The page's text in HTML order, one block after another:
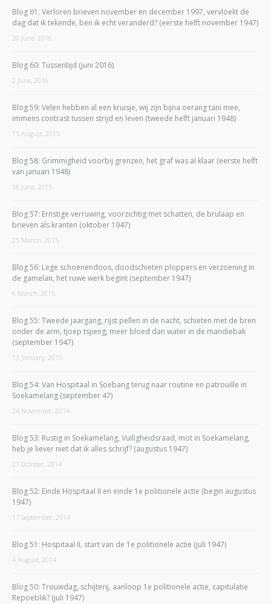
Blog 61: Verloren brieven november en december 1997, vervloekt de
dag dat ik tekende, ben ik echt veranderd? (eerste helft november 1947)
20 June, 2016
Blog 60: Tussentijd (juni 2016)
2 June, 2016
Blog 59: Velen hebben al een kruisje, wij zijn bijna oerang tani mee,
immens contrast tussen strijd en leven (tweede helft januari 1948)
15 August, 2015
Blog 58: Grimmigheid voorbij grenzen, het graf was al klaar (eerste helft
van januari 1948)
18 June, 2015
Blog 57: Ernstige verruwing, voorzichtig met schatten, de brulaap en
brieven als kranten (oktober 1947)
25 March, 2015
Blog 56: Lege schoenendoos, doodschieten ploppers en verzoening in
de gamelan, het ruwe werk begint (september 1947)
6 March, 2015
Blog 55: Tweede jaargang, rijst pellen in de nacht, schieten met de bren
onder de arm, tjoep tsjieng, meer bloed dan water in de mandiebak
(september 1947)
13 January, 2015
Blog 54: Van Hospitaal in Soebang terug naar routine en patrouille in
Soekamelang (september 47)
24 November, 2014
Blog 53: Rustig in Soekamelang, Vuiligheidsraad, mot in Soekamelang,
heb je liever niet dat ik alles schrijf? (augustus 1947)
21 October, 2014
Blog 52: Einde Hospitaal II en einde 1e politionele actie (begin augustus
1947)
17 September, 2014
Blog 51: Hospitaal II, start van de 1e politionele actie (juli 1947)
4 August, 2014
Blog 50: Trouwdag, schijterij, aanloop 1e politionele actie, capitulatie
Repoeblik? (juli 1947)